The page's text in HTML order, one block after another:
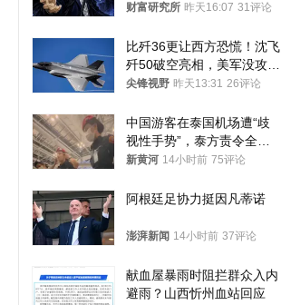
财富研究所 昨天16:07 31评论
比歼36更让西方恐慌！沈飞
歼50破空亮相，美军没攻克
的技术被拿下
尖锋视野 昨天13:31 26评论
中国游客在泰国机场遭“歧
视性手势”，泰方责令全面
调查，对责任人采取最严厉
新黄河 14小时前 75评论
阿根廷足协力挺因凡蒂诺
澎湃新闻 14小时前 37评论
献血屋暴雨时阻拦群众入内
避雨？山西忻州血站回应